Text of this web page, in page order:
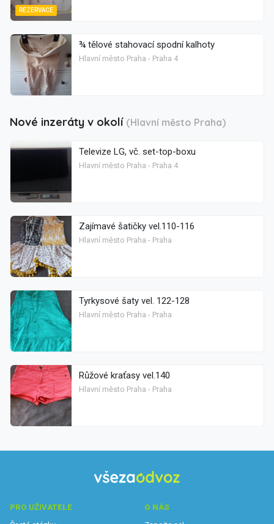
REZERVACE
¾ tělové stahovací spodní kalhoty
Hlavní město Praha - Praha 4
Nové inzeráty v okolí (Hlavní město Praha)
Televize LG, vč. set-top-boxu
Hlavní město Praha - Praha 4
Zajímavé šatičky vel.110-116
Hlavní město Praha - Praha
Tyrkysové šaty vel. 122-128
Hlavní město Praha - Praha
Růžové kraťasy vel.140
Hlavní město Praha - Praha
PRO UŽIVATELE
O NÁS